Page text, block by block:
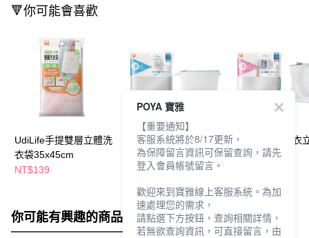
🔻你可能會喜歡
UdiLife手提雙層立體洗
衣袋35x45cm
NT$139
UdiLife極淨衣物立體洗
衣袋36x25.5cm
NT$99
UdiLife極淨內衣
衣袋19x19cm
你可能有興趣的商品 全站排行
POYA 寶雅
【重要通知】
客服系統將於8/17更新，
為保障留言資訊可保留查詢，請先
登入會員帳號留言。
歡迎來到寶雅線上客服系統。為加
速處理您的需求，
請點選下方按鈕，查詢相關詳情，
若無欲查詢資訊，可直接留言，由